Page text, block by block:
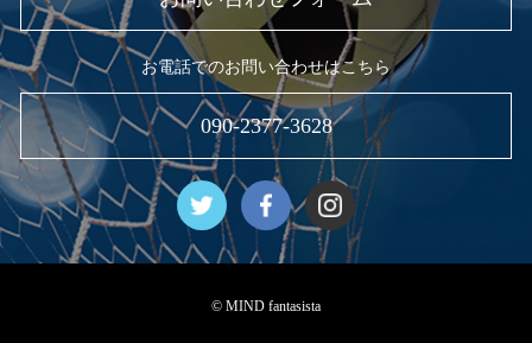
お電話でのお問い合わせはこちら
090-2377-3628
© MIND fantasista